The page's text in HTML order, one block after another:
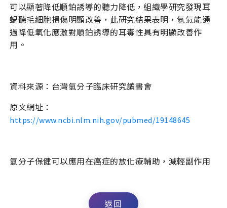
可以顯著降低順鉑誘導的聽力降低，組織學研究發現耳
蝸聽毛細胞損傷明顯改善，此研究結果表明，氫氣能通
過降低氧化應激對順鉑誘導的耳毒性具有明顯改善作
用。
資料來源：台灣氫分子臨床研究讀書會
原文網址：
https://www.ncbi.nlm.nih.gov/pubmed/19148645
氫分子保健可以應用在癌症的放化療輔助，減輕副作用
返回